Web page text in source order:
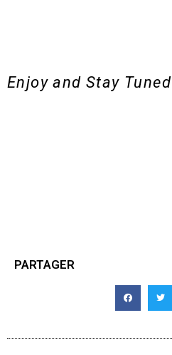
Enjoy and Stay Tuned
PARTAGER